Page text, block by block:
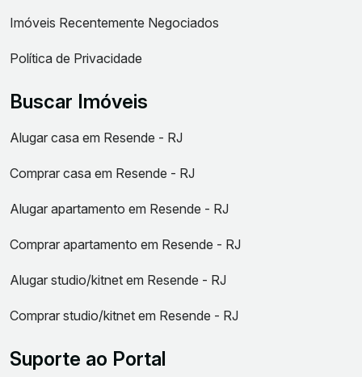
Imóveis Recentemente Negociados
Política de Privacidade
Buscar Imóveis
Alugar casa em Resende - RJ
Comprar casa em Resende - RJ
Alugar apartamento em Resende - RJ
Comprar apartamento em Resende - RJ
Alugar studio/kitnet em Resende - RJ
Comprar studio/kitnet em Resende - RJ
Suporte ao Portal